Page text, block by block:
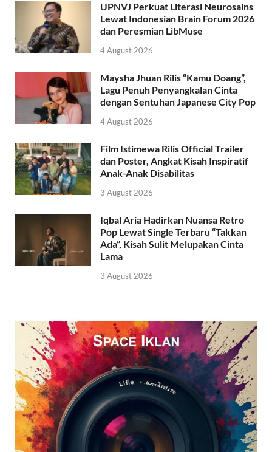
UPNVJ Perkuat Literasi Neurosains
Lewat Indonesian Brain Forum 2026
dan Peresmian LibMuse
4 August 2026
Maysha Jhuan Rilis “Kamu Doang”,
Lagu Penuh Penyangkalan Cinta
dengan Sentuhan Japanese City Pop
4 August 2026
Film Istimewa Rilis Official Trailer
dan Poster, Angkat Kisah Inspiratif
Anak-Anak Disabilitas
3 August 2026
Iqbal Aria Hadirkan Nuansa Retro
Pop Lewat Single Terbaru “Takkan
Ada”, Kisah Sulit Melupakan Cinta
Lama
3 August 2026